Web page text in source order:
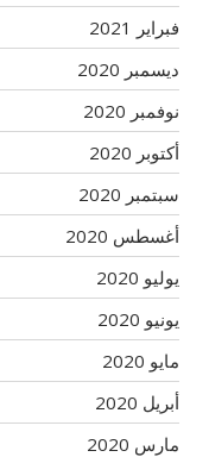
فبراير 2021
ديسمبر 2020
نوفمبر 2020
أكتوبر 2020
سبتمبر 2020
أغسطس 2020
يوليو 2020
يونيو 2020
مايو 2020
أبريل 2020
مارس 2020